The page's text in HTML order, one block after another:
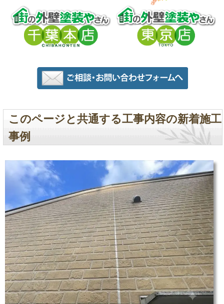
このページと共通する工事内容の新着施工
事例